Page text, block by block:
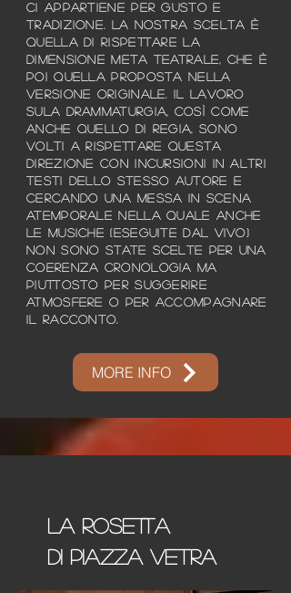
ci appartiene per gusto e
tradizione. La nostra scelta è
quella di rispettare la
dimensione meta teatrale, che è
poi quella proposta nella
versione originale. Il lavoro
sula drammaturgia, così come
anche quello di regia, sono
volti a rispettare questa
direzione con incursioni in altri
testi dello stesso autore e
cercando una messa in scena
atemporale nella quale anche
le musiche (eseguite dal vivo)
non sono state scelte per una
coerenza cronologia ma
piuttosto per suggerire
atmosfere o per accompagnare
il racconto.
MORE INFO
LA rosetta
di piazza vetra